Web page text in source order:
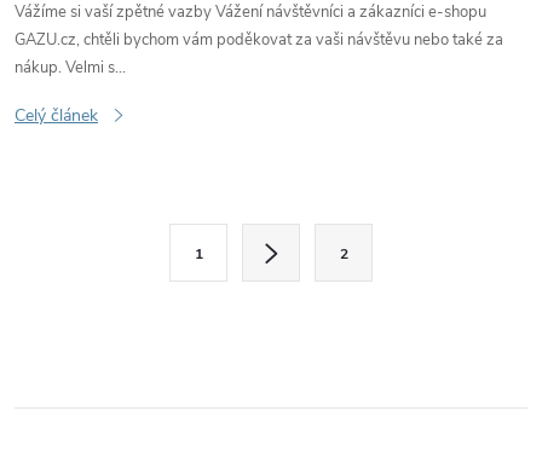
Vážíme si vaší zpětné vazby Vážení návštěvníci a zákazníci e-shopu
GAZU.cz, chtěli bychom vám poděkovat za vaši návštěvu nebo také za
nákup. Velmi s...
Celý článek
k
1 2